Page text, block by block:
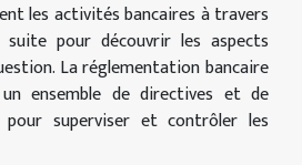
les activités bancaires à travers
pour découvrir les aspects
La réglementation bancaire
ensemble de directives et de
pour superviser et contrôler les